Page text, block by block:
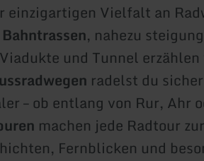
Vielfalt an
, nahezu
und Tunnel erzählen
radelst du
– ob entlang von Rur, Ahr
machen jede Radtour zur
Fernblicken und